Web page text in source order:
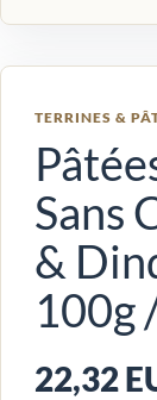
TERRINES &
Sans
&
100g
22,32